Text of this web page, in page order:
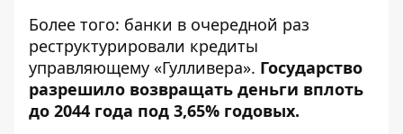
Более того: банки в очередной раз
реструктурировали кредиты
управляющему «Гулливера». Государство
разрешило возвращать деньги вплоть
до 2044 года под 3,65% годовых.